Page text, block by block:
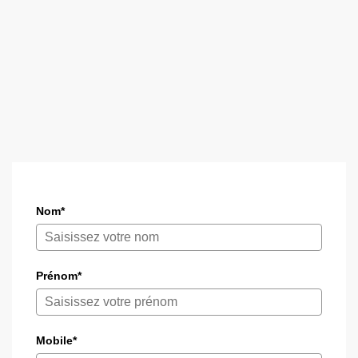
Nom*
Prénom*
Mobile*